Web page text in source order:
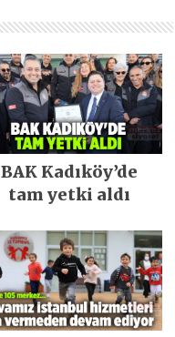
BAK Kadıköy’de
tam yetki aldı